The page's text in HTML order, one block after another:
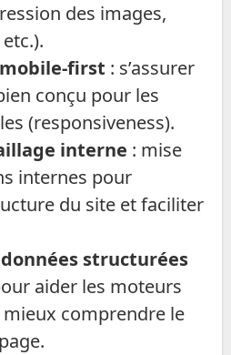
des images,
first : s’assurer
conçu pour les
(responsiveness).
interne : mise
internes pour
du site et faciliter
structurées
aider les moteurs
comprendre le